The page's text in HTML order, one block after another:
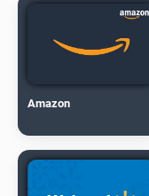
Amazon